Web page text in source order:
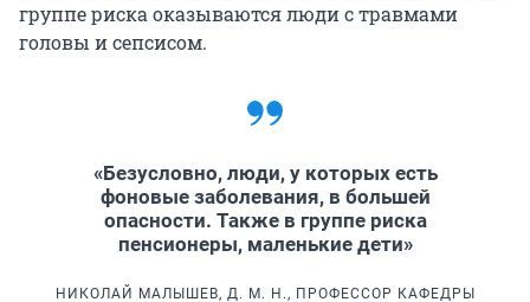
группе риска оказываются люди с травмами
головы и сепсисом.
«Безусловно, люди, у которых есть
фоновые заболевания, в большей
опасности. Также в группе риска
пенсионеры, маленькие дети»
НИКОЛАЙ МАЛЫШЕВ, Д. М. Н., ПРОФЕССОР КАФЕДРЫ